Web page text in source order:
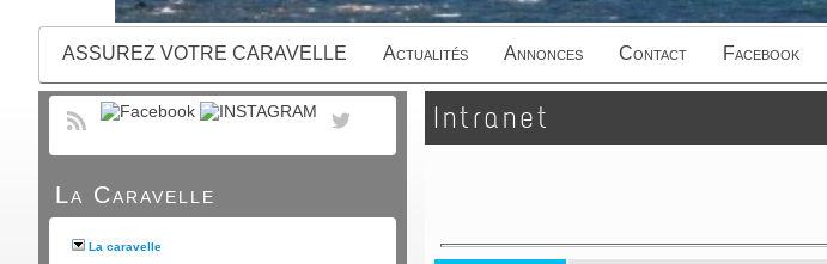
ASSUREZ VOTRE CARAVELLE Actualités Annonces Contact Facebook
La Caravelle
La caravelle
Intranet